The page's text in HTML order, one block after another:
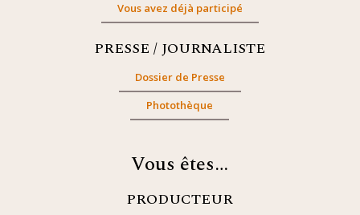
Vous avez déjà participé
PRESSE / JOURNALISTE
Dossier de Presse
Photothèque
Vous êtes…
PRODUCTEUR